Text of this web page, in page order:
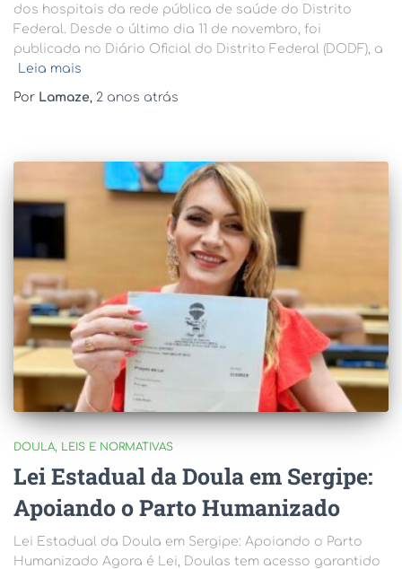
dos hospitais da rede pública de saúde do Distrito
Federal. Desde o último dia 11 de novembro, foi
publicada no Diário Oficial do Distrito Federal (DODF), a
Leia mais
Por Lamaze, 2 anos atrás
DOULA LEIS E NORMATIVAS
Lei Estadual da Doula em Sergipe:
Apoiando o Parto Humanizado
Lei Estadual da Doula em Sergipe: Apoiando o Parto
Humanizado Agora é Lei, Doulas tem acesso garantido